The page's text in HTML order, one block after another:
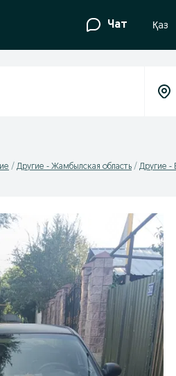
Чат Қаз
Другие - Жамбылская область Другие -